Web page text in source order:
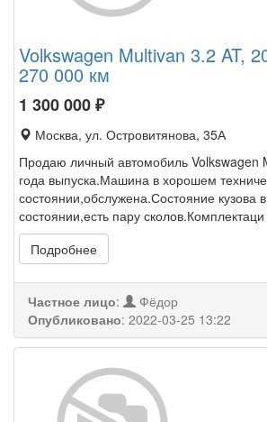
Volkswagen Multivan 3.2 AT,
270 000 км
1 300 000₽
Москва, ул. Островитянова, 35А
Продаю личный автомобиль Volkswagen
года выпуска.Машина в хорошем
состоянии,обслужена.Состояние кузова
состоянии,есть пару сколов.Комплектаци
Подробнее
Частное лицо:
Фёдор
Опубликовано: 2022-03-25 13:22